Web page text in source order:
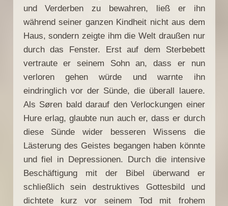
und Verderben zu bewahren, ließ er ihn
während seiner ganzen Kindheit nicht aus dem
Haus, sondern zeigte ihm die Welt draußen nur
durch das Fenster. Erst auf dem Sterbebett
vertraute er seinem Sohn an, dass er nun
verloren gehen würde und warnte ihn
eindringlich vor der Sünde, die überall lauere.
Als Søren bald darauf den Verlockungen einer
Hure erlag, glaubte nun auch er, dass er durch
diese Sünde wider besseren Wissens die
Lästerung des Geistes begangen haben könnte
und fiel in Depressionen. Durch die intensive
Beschäftigung mit der Bibel überwand er
schließlich sein destruktives Gottesbild und
dichtete kurz vor seinem Tod mit frohem